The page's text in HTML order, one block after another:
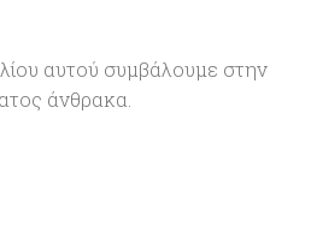
αυτού συμβάλουμε στην
άνθρακα.